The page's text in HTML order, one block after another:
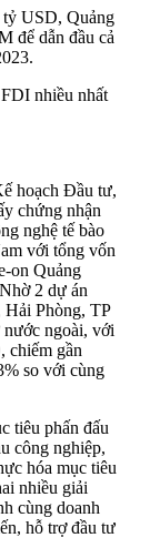
USD, Quảng
để dẫn đầu cả
nhiều nhất
hoạch Đầu tư,
chứng nhận
nghệ tế bào
với tổng vốn
on Quảng
2 dự án
Phòng, TP
ngoài, với
chiếm gần
so với cùng
tiêu phấn đấu
công nghiệp,
hóa mục tiêu
nhiều giải
cùng doanh
hỗ trợ đầu tư